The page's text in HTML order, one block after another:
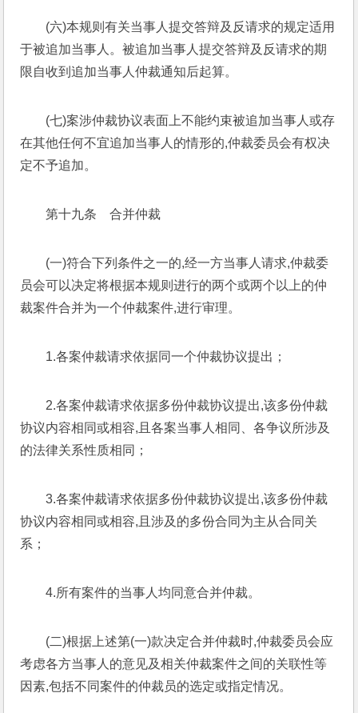
(六)本规则有关当事人提交答辩及反请求的规定适用
于被追加当事人。被追加当事人提交答辩及反请求的期
限自收到追加当事人仲裁通知后起算。
(七)案涉仲裁协议表面上不能约束被追加当事人或存
在其他任何不宜追加当事人的情形的,仲裁委员会有权决
定不予追加。
第十九条　合并仲裁
(一)符合下列条件之一的,经一方当事人请求,仲裁委
员会可以决定将根据本规则进行的两个或两个以上的仲
裁案件合并为一个仲裁案件,进行审理。
1.各案仲裁请求依据同一个仲裁协议提出；
2.各案仲裁请求依据多份仲裁协议提出,该多份仲裁
协议内容相同或相容,且各案当事人相同、各争议所涉及
的法律关系性质相同；
3.各案仲裁请求依据多份仲裁协议提出,该多份仲裁
协议内容相同或相容,且涉及的多份合同为主从合同关
系；
4.所有案件的当事人均同意合并仲裁。
(二)根据上述第(一)款决定合并仲裁时,仲裁委员会应
考虑各方当事人的意见及相关仲裁案件之间的关联性等
因素,包括不同案件的仲裁员的选定或指定情况。